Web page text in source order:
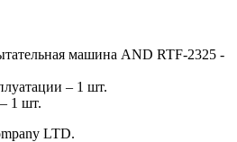
машина AND RTF-2325 -
– 1 шт.
1 шт.
LTD.